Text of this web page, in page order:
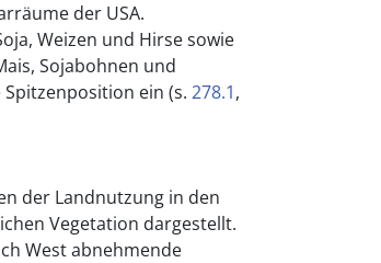
der USA.
Weizen und Hirse sowie
Sojabohnen und
ein (s. 278.1,
der Landnutzung in den
Vegetation dargestellt.
West abnehmende